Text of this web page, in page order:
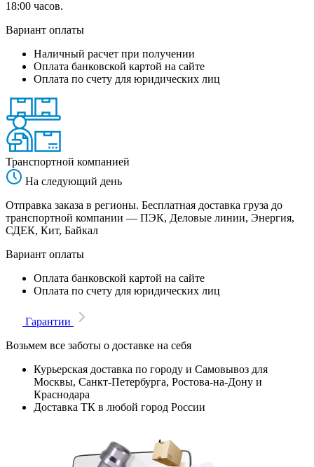
18:00 часов.
Вариант оплаты
Наличный расчет при получении
Оплата банковской картой на сайте
Оплата по счету для юридических лиц
Транспортной компанией
На следующий день
Отправка заказа в регионы. Бесплатная доставка груза до
транспортной компании — ПЭК, Деловые линии, Энергия,
СДЕК, Кит, Байкал
Вариант оплаты
Оплата банковской картой на сайте
Оплата по счету для юридических лиц
Гарантии
Возьмем все заботы о доставке на себя
Курьерская доставка по городу и Самовывоз для
Москвы, Санкт-Петербурга, Ростова-на-Дону и
Краснодара
Доставка ТК в любой город России